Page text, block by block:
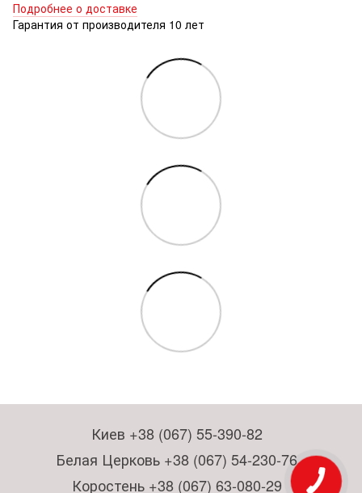
Подробнее о доставке
Гарантия от производителя 10 лет
Киев +38 (067) 55-390-82
Белая Церковь +38 (067) 54-230-76
Коростень +38 (067) 63-080-29